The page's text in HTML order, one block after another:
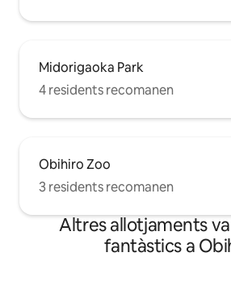
Midorigaoka Park
4 residents recomanen
Obihiro Zoo
3 residents recomanen
Altres allotjaments
fantàstics a